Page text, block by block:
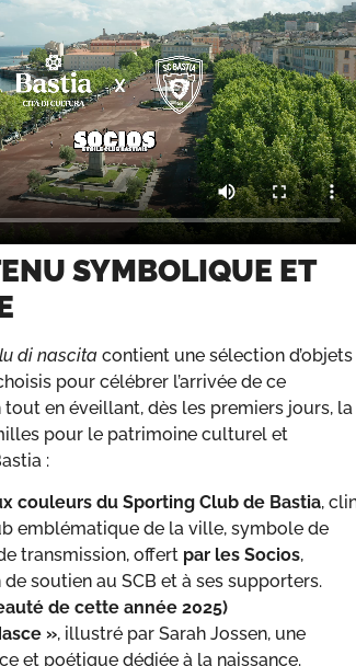
SYMBOLIQUE ET
di nascita contient une sélection d’objets
pour célébrer l’arrivée de ce
en éveillant, dès les premiers jours, la
pour le patrimoine culturel et
:
couleurs du Sporting Club de Bastia,
emblématique de la ville, symbole de
transmission, offert par les Socios,
soutien au SCB et à ses supporters.
de cette année 2025)
», illustré par Sarah Jossen, une
et poétique dédiée à la naissance.